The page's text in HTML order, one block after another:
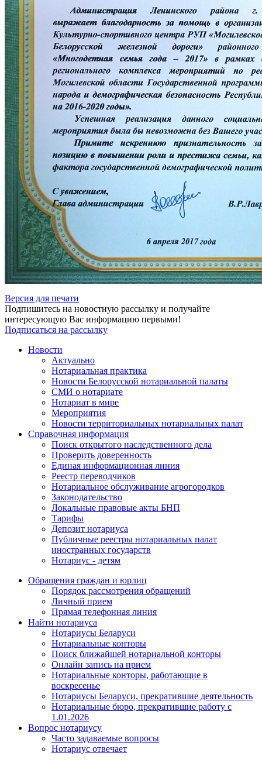
Версия для печати
Подпишитесь на новостную рассылку и получайте
интересующую Вас информацию первыми!
Подписаться на рассылку
Новости
Актуально
Нотариальная практика
Новости Белорусской нотариальной палаты
СМИ о нотариате
Нотариат в мире
Мероприятия
Новости территориальных нотариальных палат
Справочная информация
Поиск открытого наследственного дела
Проверить доверенность
Единая информационная линия
Реестр переводчиков
Нотариальное обслуживание агрогородков
Законодательство
Локальные правовые акты БНП
Тарифы
Депозит нотариуса
Публичные реестры нотариальных палат
иностранных государств
Нотариус - детям
Обращения граждан и юрлиц
Порядок рассмотрения обращений
Личный прием
Прямая телефонная линия
Найти нотариуса
Нотариусы Беларуси
Нотариальные конторы
Поиск ближайшей нотариальной конторы
Онлайн запись на прием
Нотариальные конторы, работающие в
воскресенье
Нотариусы Беларуси, прекратившие деятельность
Нотариальные бюро, прекратившие работу с
1.01.2026
Вопрос нотариусу
Часто задаваемые вопросы
Нотариус отвечает